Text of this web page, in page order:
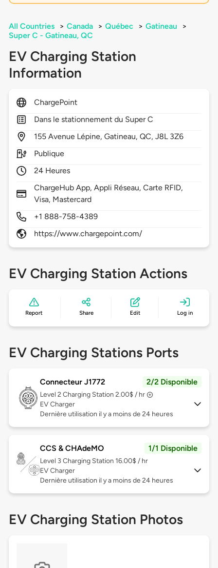
All Countries > Canada > Québec > Gatineau
>
Super C - Gatineau, QC
EV Charging Station
Information
ChargePoint
Dans le stationnement du Super C
155 Avenue Lépine,Gatineau,QC,J8L 3Z6
Publique
24 Heures
ChargeHub App, Appli Réseau, Carte RFID,
Visa, Mastercard
+1 888-758-4389
https://www.chargepoint.com/
EV Charging Station Actions
Report Share Edit Log in
EV Charging Stations Ports
Connecteur J1772 2/2 Disponible
Level 2 Charging Station 2.00$ / hr
EV Charger
Dernière utilisation il y a moins de 24 heures
CCS & CHAdeMO 1/1 Disponible
Level 3 Charging Station 16.00$ / hr
EV Charger
Dernière utilisation il y a moins de 24 heures
EV Charging Station Photos